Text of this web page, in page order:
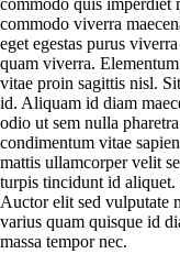
commodo viverra
eget egestas purus
quam viverra.
vitae proin sagittis nisl.
id. Aliquam id diam
odio ut sem nulla
condimentum vitae
mattis ullamcorper velit
turpis tincidunt id aliquet.
Auctor elit sed vulputate
varius quam quisque id
massa tempor nec.